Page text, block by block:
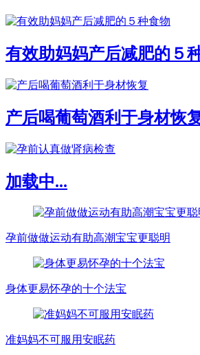
有效助妈妈产后减肥的５
产后喝葡萄酒利于身材恢
加载中...
孕前做做运动有助高潮宝宝更聪明
身体更易怀孕的十个法宝
准妈妈不可服用安眠药